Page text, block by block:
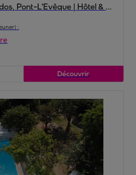
Accès Spa | Calvados, Pont-L'Evêque | Hôtel & Spa Le Lion d'Or 3*
:
Découvrir